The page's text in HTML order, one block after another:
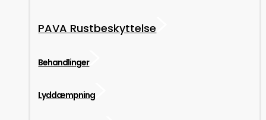
PAVA Rustbeskyttelse
Behandlinger
Lyddæmpning